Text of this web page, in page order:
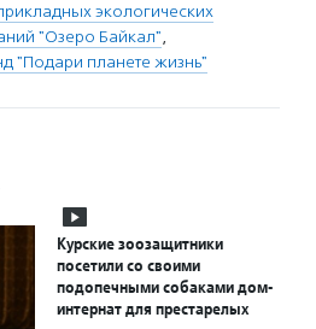
экологических
"Озеро Байкал",
"Подари планете жизнь"
Курские зоозащитники
посетили со своими
подопечными собаками дом-
интернат для престарелых